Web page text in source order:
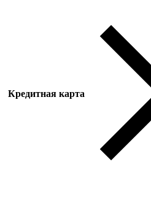
Кредитная карта